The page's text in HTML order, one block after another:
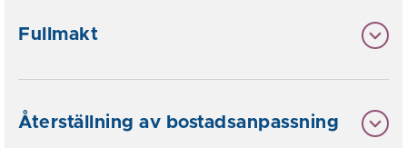
Fullmakt
Återställning av bostadsanpassning